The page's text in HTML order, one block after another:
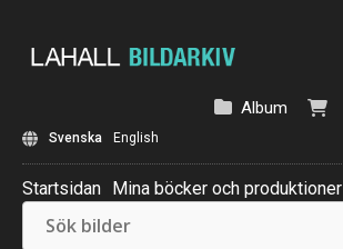
Album
Svenska English
Startsidan Mina böcker och produktioner
Beställ: Kalender 2025